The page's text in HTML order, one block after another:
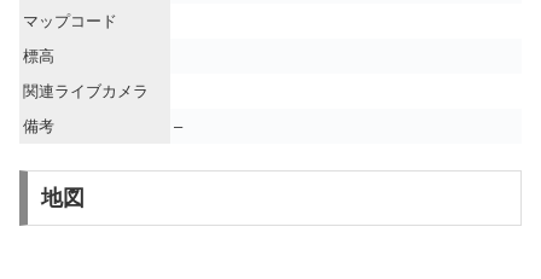
マップコード
標高
関連ライブカメラ
備考
–
地図